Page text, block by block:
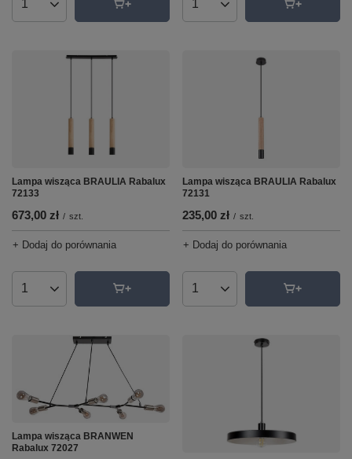
Ilość produktów Ilość produktów
Lampa wisząca BRAULIA Rabalux
72133
673,00 zł / szt.
+ Dodaj do porównania
Ilość produktów
Lampa wisząca BRAULIA Rabalux
72131
235,00 zł / szt.
+ Dodaj do porównania
Ilość produktów
Lampa wisząca BRANWEN
Rabalux 72027